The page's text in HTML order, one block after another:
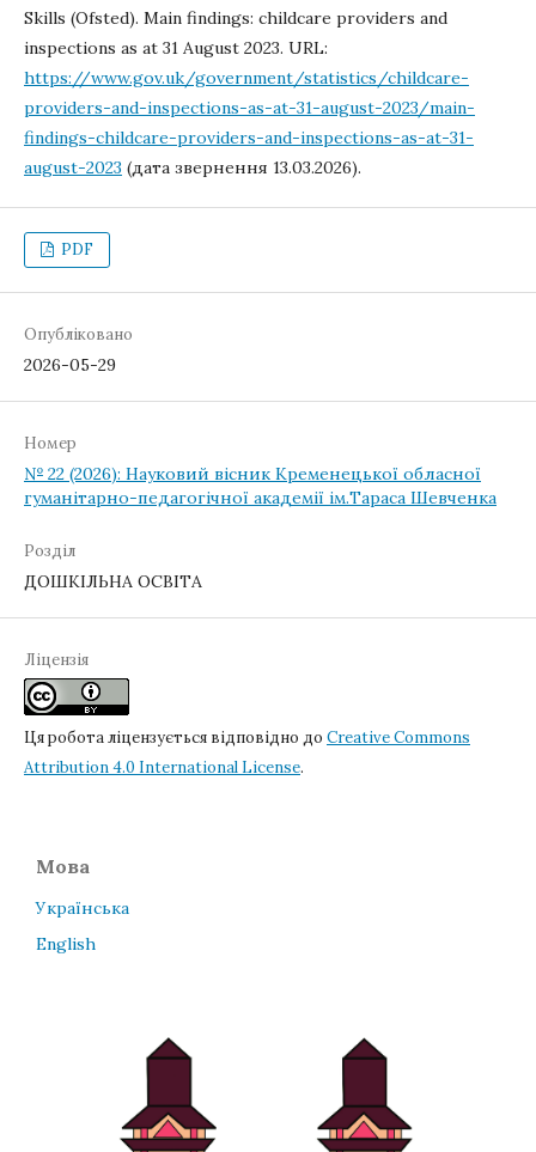
Skills (Ofsted). Main findings: childcare providers and
inspections as at 31 August 2023. URL:
https://www.gov.uk/government/statistics/childcare-
providers-and-inspections-as-at-31-august-2023/main-
findings-childcare-providers-and-inspections-as-at-31-
august-2023 (дата звернення 13.03.2026).
PDF
Опубліковано
2026-05-29
Номер
№ 22 (2026): Науковий вісник Кременецької обласної
гуманітарно-педагогічної академії ім.Тараса Шевченка
Розділ
ДОШКІЛЬНА ОСВІТА
Ліцензія
Ця робота ліцензується відповідно до Creative Commons
Attribution 4.0 International License.
Мова
Українська
English